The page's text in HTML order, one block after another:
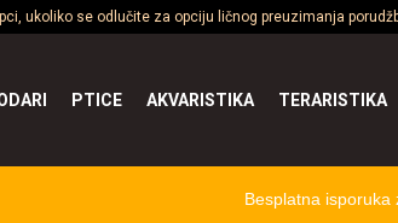
ukoliko se odlučite za opciju ličnog preuzimanja
PTICE AKVARISTIKA TERARISTIKA
Besplatna